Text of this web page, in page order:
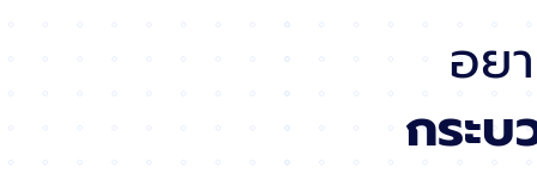
อย
กระ